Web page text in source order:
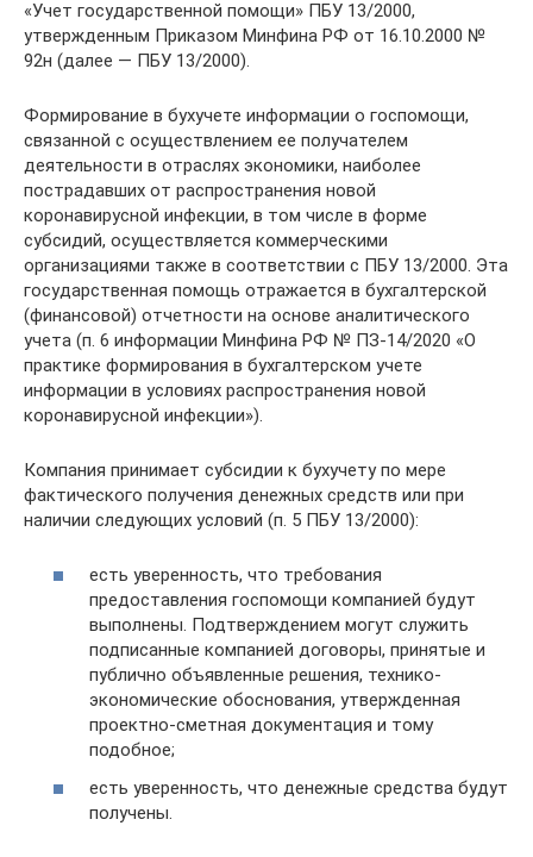
«Учет государственной помощи» ПБУ 13/2000,
утвержденным Приказом Минфина РФ от 16.10.2000 №
92н (далее — ПБУ 13/2000).
Формирование в бухучете информации о госпомощи,
связанной с осуществлением ее получателем
деятельности в отраслях экономики, наиболее
пострадавших от распространения новой
коронавирусной инфекции, в том числе в форме
субсидий, осуществляется коммерческими
организациями также в соответствии с ПБУ 13/2000. Эта
государственная помощь отражается в бухгалтерской
(финансовой) отчетности на основе аналитического
учета (п. 6 информации Минфина РФ № ПЗ-14/2020 «О
практике формирования в бухгалтерском учете
информации в условиях распространения новой
коронавирусной инфекции»).
Компания принимает субсидии к бухучету по мере
фактического получения денежных средств или при
наличии следующих условий (п. 5 ПБУ 13/2000):
есть уверенность, что требования
предоставления госпомощи компанией будут
выполнены. Подтверждением могут служить
подписанные компанией договоры, принятые и
публично объявленные решения, технико-
экономические обоснования, утвержденная
проектно-сметная документация и тому
подобное;
есть уверенность, что денежные средства будут
получены.